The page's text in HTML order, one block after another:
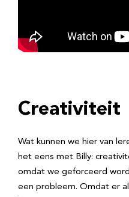
Creativiteit
Wat kunnen we hier van
het eens met Billy:
omdat we geforceerd
een probleem. Omdat er